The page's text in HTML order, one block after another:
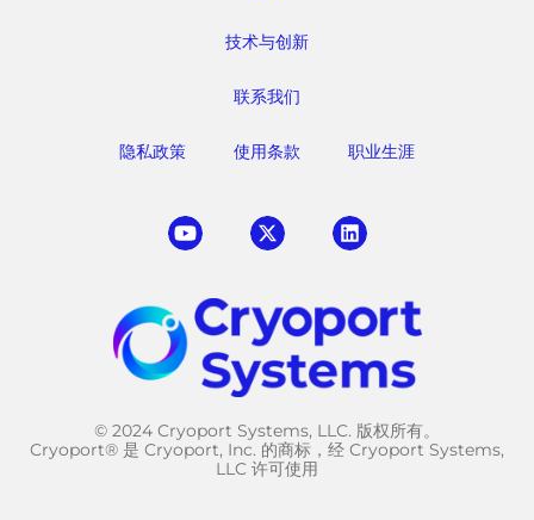
技术与创新
联系我们
隐私政策 使用条款 职业生涯
© 2024 Cryoport Systems, LLC. 版权所有。
Cryoport® 是 Cryoport, Inc. 的商标，经 Cryoport Systems,
LLC 许可使用